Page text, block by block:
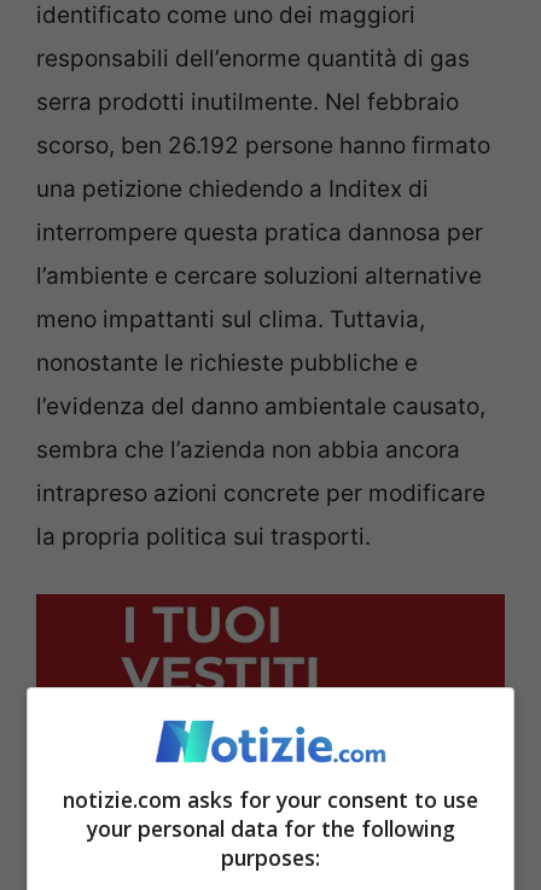
identificato come uno dei maggiori
responsabili dell’enorme quantità di gas
serra prodotti inutilmente. Nel febbraio
scorso, ben 26.192 persone hanno firmato
una petizione chiedendo a Inditex di
interrompere questa pratica dannosa per
l’ambiente e cercare soluzioni alternative
meno impattanti sul clima. Tuttavia,
nonostante le richieste pubbliche e
l’evidenza del danno ambientale causato,
sembra che l’azienda non abbia ancora
intrapreso azioni concrete per modificare
la propria politica sui trasporti.
notizie.com asks for your consent to use
your personal data for the following
purposes: